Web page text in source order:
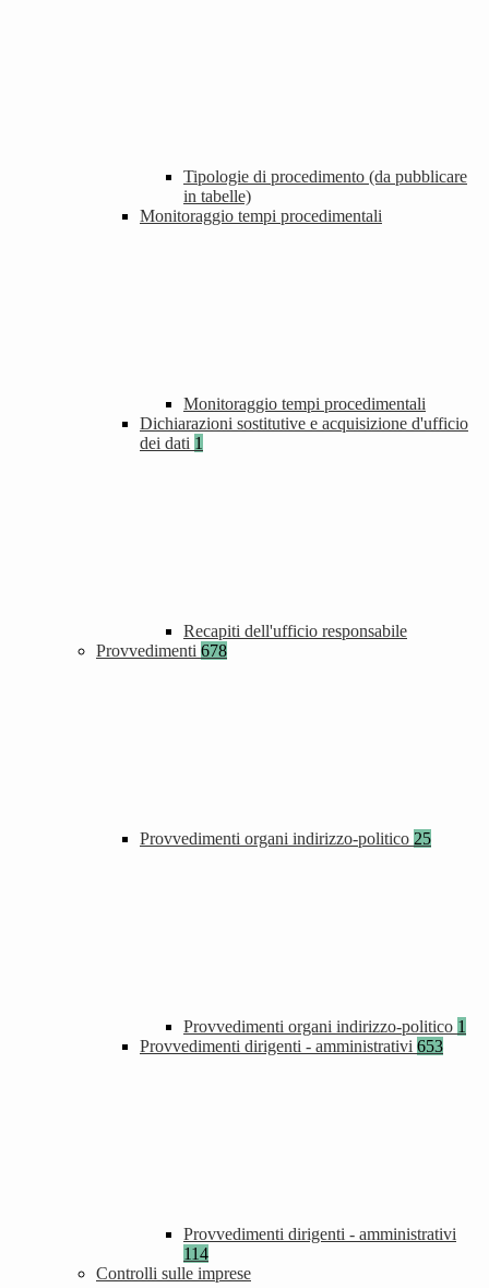
Tipologie di procedimento (da pubblicare
in tabelle)
Monitoraggio tempi procedimentali
Monitoraggio tempi procedimentali
Dichiarazioni sostitutive e acquisizione d'ufficio
dei dati 1
Recapiti dell'ufficio responsabile
Provvedimenti 678
Provvedimenti organi indirizzo-politico 25
Provvedimenti organi indirizzo-politico 1
Provvedimenti dirigenti - amministrativi 653
Provvedimenti dirigenti - amministrativi
114
Controlli sulle imprese